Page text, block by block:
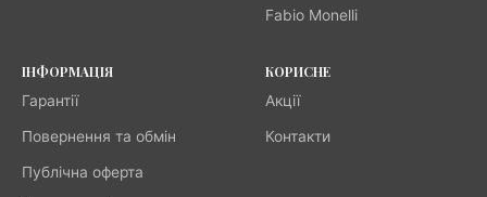
Fabio Monelli
ІНФОРМАЦІЯ
Гарантії
Повернення та обмін
Публічна оферта
КОРИСНЕ
Акції
Контакти